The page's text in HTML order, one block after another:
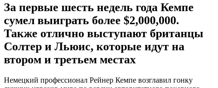
За первые шесть недель года Кемпе
сумел выиграть более $2,000,000.
Также отлично выступают британцы
Солтер и Льюис, которые идут на
втором и третьем местах
Немецкий профессионал Рейнер Кемпе возглавил гонку